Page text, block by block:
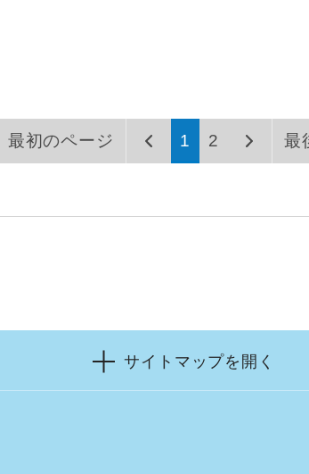
最初のページ 1 2 最
サイトマップを開く